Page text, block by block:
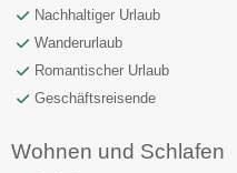
Nachhaltiger Urlaub
Wanderurlaub
Romantischer Urlaub
Geschäftsreisende
Wohnen und Schlafen